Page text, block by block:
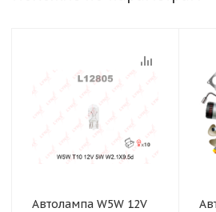
Автолампа W5W 12V